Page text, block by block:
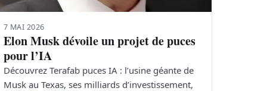
7 MAI 2026
Elon Musk dévoile un projet de puces
pour l’IA
Découvrez Terafab puces IA : l’usine géante de
Musk au Texas, ses milliards d’investissement,